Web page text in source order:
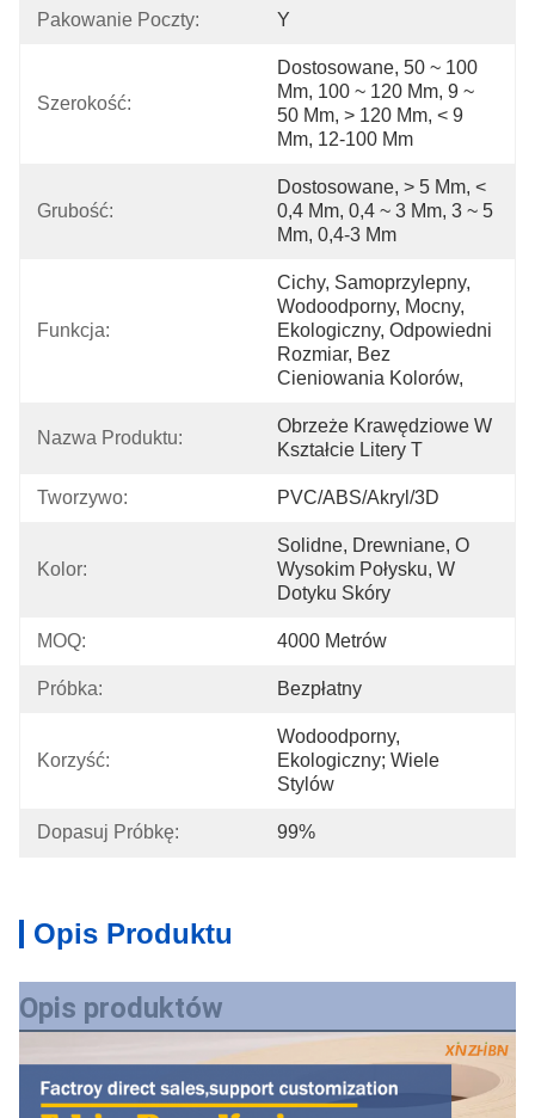
Pakowanie Poczty: Y
Szerokość:
Dostosowane, 50 ~ 100
Mm, 100 ~ 120 Mm, 9 ~
50 Mm, > 120 Mm, < 9
Mm, 12-100 Mm
Grubość:
Dostosowane, > 5 Mm, <
0,4 Mm, 0,4 ~ 3 Mm, 3 ~ 5
Mm, 0,4-3 Mm
Funkcja:
Cichy, Samoprzylepny,
Wodoodporny, Mocny,
Ekologiczny, Odpowiedni
Rozmiar, Bez
Cieniowania Kolorów,
Nazwa Produktu:
Obrzeże Krawędziowe W
Kształcie Litery T
Tworzywo: PVC/ABS/akryl/3D
Kolor:
Solidne, Drewniane, O
Wysokim Połysku, W
Dotyku Skóry
MOQ: 4000 Metrów
Próbka: Bezpłatny
Korzyść:
Wodoodporny,
Ekologiczny; Wiele
Stylów
Dopasuj Próbkę: 99%
Opis Produktu
Opis produktów